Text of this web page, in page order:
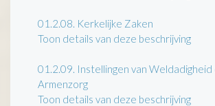
01.2.08. Kerkelijke Zaken
Toon details van deze beschrijving
01.2.09. Instellingen van Weldadigheid
Armenzorg
Toon details van deze beschrijving